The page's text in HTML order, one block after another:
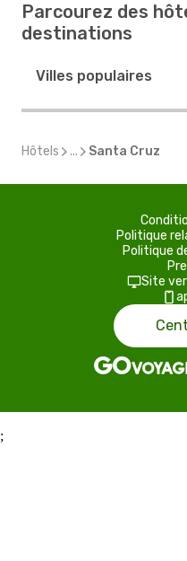
Parcourez des
destinations
Villes populaires
Hôtels ... Santa Cruz
Politique
Politique
Site
;